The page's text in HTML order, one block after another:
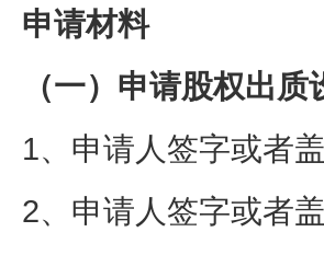
申请材料
（一）申请股权出
1、申请人签字或者
2、申请人签字或者